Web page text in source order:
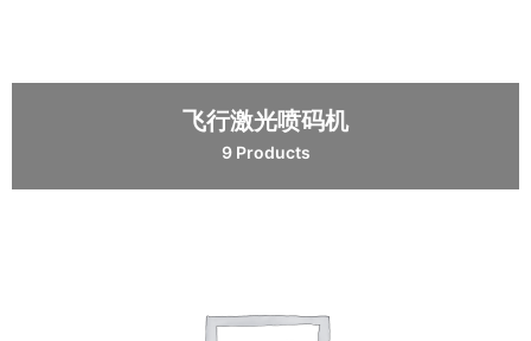
飞行激光喷码机
9 Products